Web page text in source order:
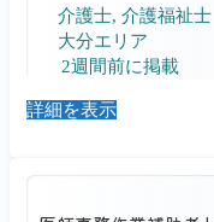
介護士, 介護福祉士
大分エリア
2週間前に掲載
詳細を表示